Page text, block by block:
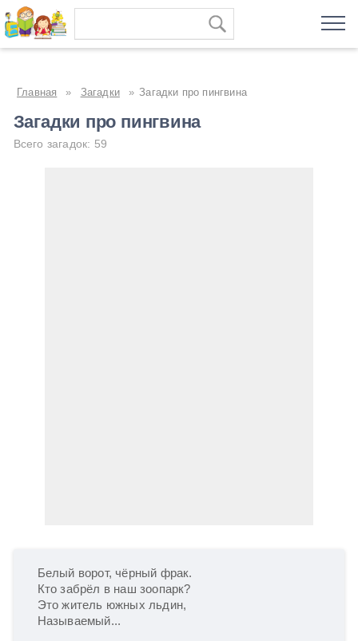
Главная » Загадки » Загадки про пингвина
Загадки про пингвина
Всего загадок: 59
Белый ворот, чёрный фрак.
Кто забрёл в наш зоопарк?
Это житель южных льдин,
Называемый...